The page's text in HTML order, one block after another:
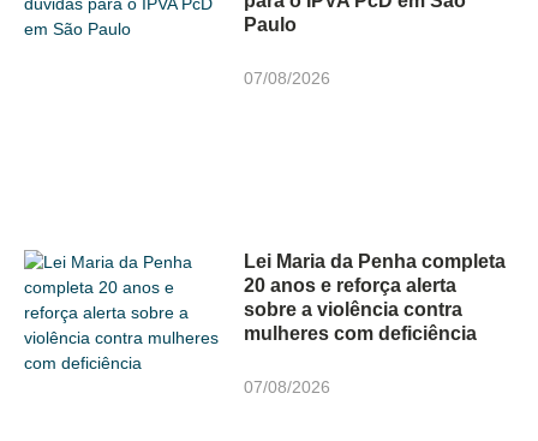
Paulo
07/08/2026
Lei Maria da Penha completa
20 anos e reforça alerta
sobre a violência contra
mulheres com deficiência
07/08/2026